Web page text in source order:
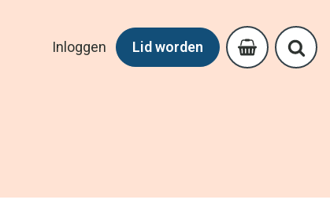
Inloggen Lid worden